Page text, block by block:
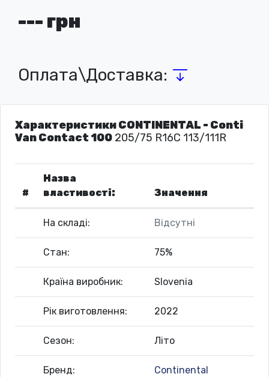
--- грн
Оплата\Доставка:
Характеристики CONTINENTAL - Conti
Van Contact 100 205/75 R16C 113/111R
#
Назва
властивості:
Значення
На складі: Відсутні
Стан: 75%
Країна виробник: Slovenia
Рік виготовлення: 2022
Сезон: Літо
Бренд: Continental